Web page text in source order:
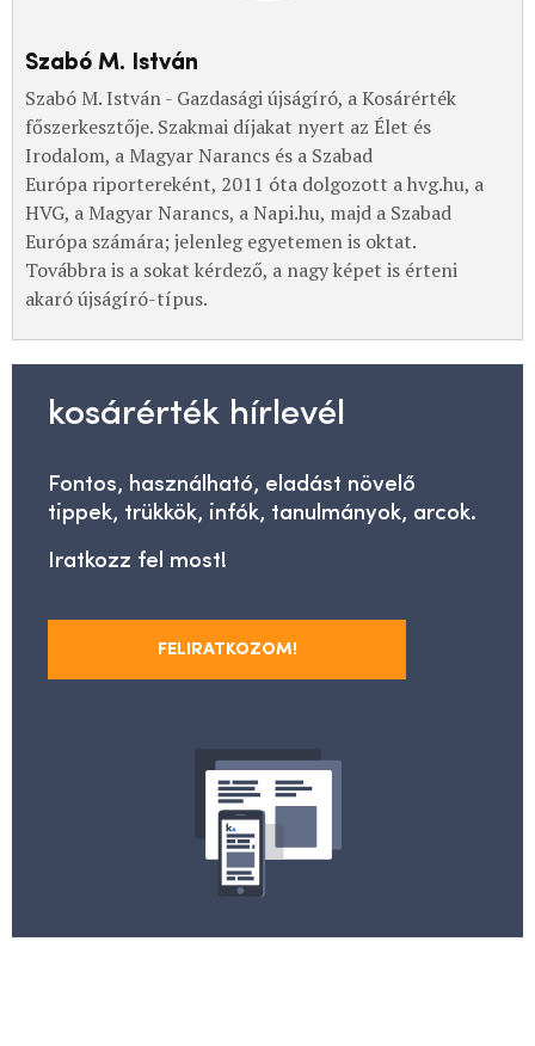
Szabó M. István
Szabó M. István - Gazdasági újságíró, a Kosárérték
főszerkesztője. Szakmai díjakat nyert az Élet és
Irodalom, a Magyar Narancs és a Szabad
Európa riportereként, 2011 óta dolgozott a hvg.hu, a
HVG, a Magyar Narancs, a Napi.hu, majd a Szabad
Európa számára; jelenleg egyetemen is oktat.
Továbbra is a sokat kérdező, a nagy képet is érteni
akaró újságíró-típus.
kosárérték hírlevél
Fontos, használható, eladást növelő
tippek, trükkök, infók, tanulmányok, arcok.
Iratkozz fel most!
FELIRATKOZOM!